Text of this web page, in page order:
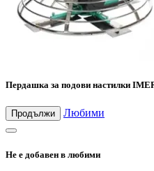
Пердашка за подови настилки
Продължи Любими
Не е добавен в любими